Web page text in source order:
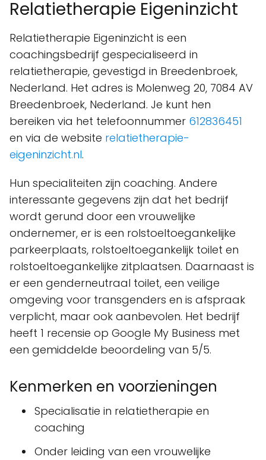
Relatietherapie Eigeninzicht
Relatietherapie Eigeninzicht is een
coachingsbedrijf gespecialiseerd in
relatietherapie, gevestigd in Breedenbroek,
Nederland. Het adres is Molenweg 20, 7084 AV
Breedenbroek, Nederland. Je kunt hen
bereiken via het telefoonnummer 612836451
en via de website relatietherapie-
eigeninzicht.nl.
Hun specialiteiten zijn coaching. Andere
interessante gegevens zijn dat het bedrijf
wordt gerund door een vrouwelijke
ondernemer, er is een rolstoeltoegankelijke
parkeerplaats, rolstoeltoegankelijk toilet en
rolstoeltoegankelijke zitplaatsen. Daarnaast is
er een genderneutraal toilet, een veilige
omgeving voor transgenders en is afspraak
verplicht, maar ook aanbevolen. Het bedrijf
heeft 1 recensie op Google My Business met
een gemiddelde beoordeling van 5/5.
Kenmerken en voorzieningen
Specialisatie in relatietherapie en
coaching
Onder leiding van een vrouwelijke